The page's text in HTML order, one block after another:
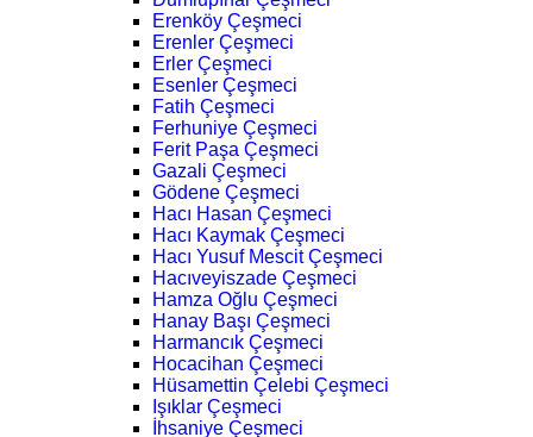
Erenköy Çeşmeci
Erenler Çeşmeci
Erler Çeşmeci
Esenler Çeşmeci
Fatih Çeşmeci
Ferhuniye Çeşmeci
Ferit Paşa Çeşmeci
Gazali Çeşmeci
Gödene Çeşmeci
Hacı Hasan Çeşmeci
Hacı Kaymak Çeşmeci
Hacı Yusuf Mescit Çeşmeci
Hacıveyiszade Çeşmeci
Hamza Oğlu Çeşmeci
Hanay Başı Çeşmeci
Harmancık Çeşmeci
Hocacihan Çeşmeci
Hüsamettin Çelebi Çeşmeci
Işıklar Çeşmeci
İhsaniye Çeşmeci